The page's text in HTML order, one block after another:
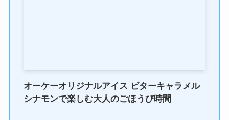
オーケーオリジナルアイス ビターキャラメル
シナモンで楽しむ大人のごほうび時間